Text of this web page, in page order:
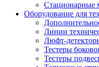
Стационарные
Оборудование для
Линии
Люфт-
Тестеры
Тестеры